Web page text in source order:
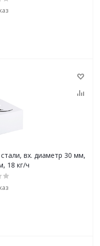
вх. диаметр 30 мм,
18 кг/ч